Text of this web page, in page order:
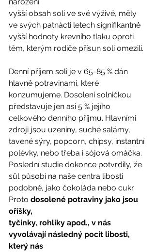
vyšší obsah soli ve své výživě, měly
ve svých patnácti letech signifikantně
vyšší hodnoty krevního tlaku oproti
těm, kterým rodiče přísun soli omezili.
Denní příjem soli je v 65-85 % dán
hlavně potravinami, které
konzumujeme. Dosolení solničkou
představuje jen asi 5 % jejího
celkového denního příjmu. Hlavními
zdroji jsou uzeniny, suché salámy,
tavené sýry, popcorn, chipsy, instantní
polévky, nebo třeba i sójová omáčka.
Poslední studie dokonce potvrdily, že
sůl působí na naše centra libosti
podobně, jako čokoláda nebo cukr.
Proto dosolené potraviny jako jsou
oříšky,
tyčinky, rohlíky apod., v nás
vyvolávají následný pocit libosti,
který nás